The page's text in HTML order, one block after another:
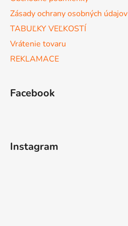
s
Zásady ochrany osobných údajov
TABUĽKY VEĽKOSTÍ
Vrátenie tovaru
REKLAMACE
Facebook
Instagram